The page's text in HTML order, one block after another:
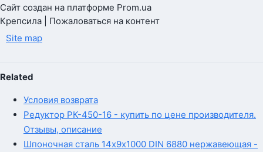
Сайт создан на платформе Prom.ua
Крепсила | Пожаловаться на контент
Site map
Related
Условия возврата
Редуктор РК-450-16 - купить по цене производителя.
Отзывы, описание
Шпоночная сталь 14х9х1000 DIN 6880 нержавеющая -